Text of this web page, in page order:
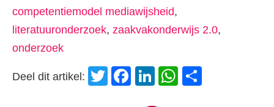
competentiemodel mediawijsheid,
literatuuronderzoek, zaakvakonderwijs 2.0,
onderzoek
Deel dit artikel: Twitter
Facebook
LinkedIn
WhatsApp